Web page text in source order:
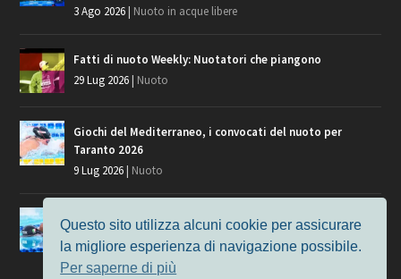
3 Ago 2026 Nuoto in acque libere
Fatti di nuoto Weekly: Nuotatori che piangono
29 Lug 2026 Nuoto
Giochi del Mediterraneo, i convocati del nuoto per
Taranto 2026
9 Lug 2026 Nuoto
Europei di Nuoto Parigi 2026: fra veterani e giovani, chi
manca?
7 Lug 2026
Nuoto
Questo sito utilizza alcuni cookie per assicurare
la migliore esperienza di navigazione possibile.
Per saperne di più